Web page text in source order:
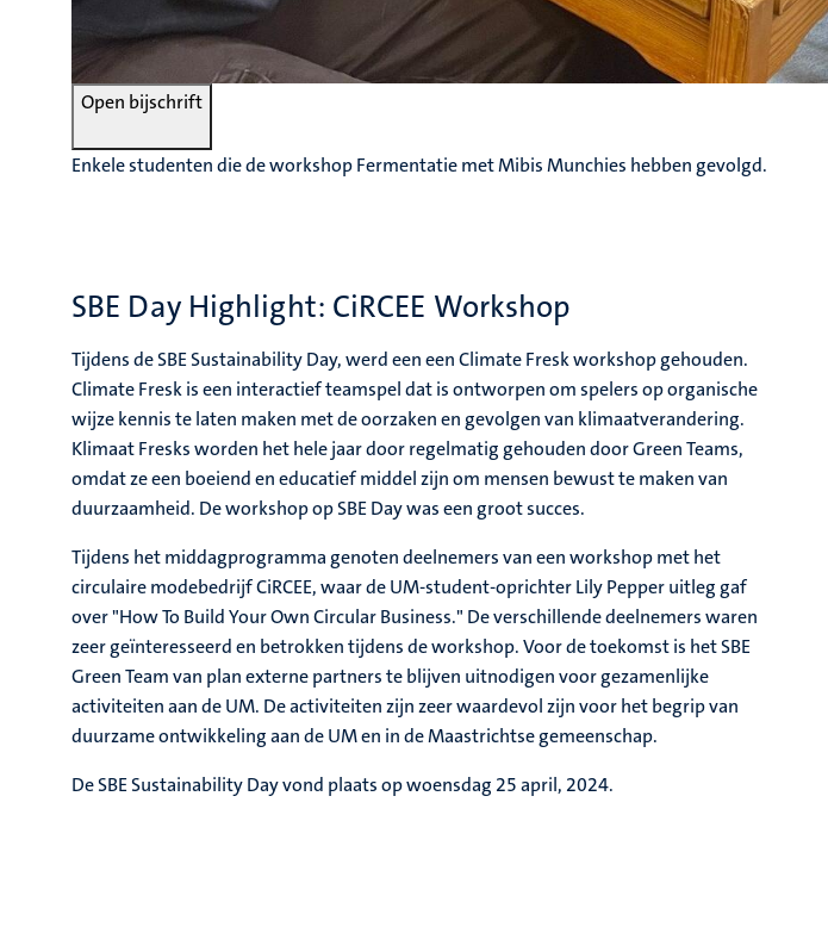
Open bijschrift
Enkele studenten die de workshop Fermentatie met Mibis Munchies hebben gevolgd.
SBE Day Highlight: CiRCEE Workshop
Tijdens de SBE Sustainability Day, werd een een Climate Fresk workshop gehouden.
Climate Fresk is een interactief teamspel dat is ontworpen om spelers op organische
wijze kennis te laten maken met de oorzaken en gevolgen van klimaatverandering.
Klimaat Fresks worden het hele jaar door regelmatig gehouden door Green Teams,
omdat ze een boeiend en educatief middel zijn om mensen bewust te maken van
duurzaamheid. De workshop op SBE Day was een groot succes.
Tijdens het middagprogramma genoten deelnemers van een workshop met het
circulaire modebedrijf CiRCEE, waar de UM-student-oprichter Lily Pepper uitleg gaf
over "How To Build Your Own Circular Business." De verschillende deelnemers waren
zeer geïnteresseerd en betrokken tijdens de workshop. Voor de toekomst is het SBE
Green Team van plan externe partners te blijven uitnodigen voor gezamenlijke
activiteiten aan de UM. De activiteiten zijn zeer waardevol zijn voor het begrip van
duurzame ontwikkeling aan de UM en in de Maastrichtse gemeenschap.
De SBE Sustainability Day vond plaats op woensdag 25 april, 2024.